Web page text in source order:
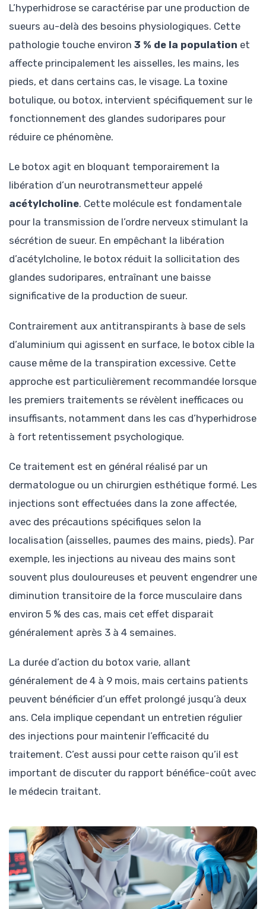
L’hyperhidrose se caractérise par une production de
sueurs au-delà des besoins physiologiques. Cette
pathologie touche environ 3 % de la population et
affecte principalement les aisselles, les mains, les
pieds, et dans certains cas, le visage. La toxine
botulique, ou botox, intervient spécifiquement sur le
fonctionnement des glandes sudoripares pour
réduire ce phénomène.
Le botox agit en bloquant temporairement la
libération d’un neurotransmetteur appelé
acétylcholine. Cette molécule est fondamentale
pour la transmission de l’ordre nerveux stimulant la
sécrétion de sueur. En empêchant la libération
d’acétylcholine, le botox réduit la sollicitation des
glandes sudoripares, entraînant une baisse
significative de la production de sueur.
Contrairement aux antitranspirants à base de sels
d’aluminium qui agissent en surface, le botox cible la
cause même de la transpiration excessive. Cette
approche est particulièrement recommandée lorsque
les premiers traitements se révèlent inefficaces ou
insuffisants, notamment dans les cas d’hyperhidrose
à fort retentissement psychologique.
Ce traitement est en général réalisé par un
dermatologue ou un chirurgien esthétique formé. Les
injections sont effectuées dans la zone affectée,
avec des précautions spécifiques selon la
localisation (aisselles, paumes des mains, pieds). Par
exemple, les injections au niveau des mains sont
souvent plus douloureuses et peuvent engendrer une
diminution transitoire de la force musculaire dans
environ 5 % des cas, mais cet effet disparait
généralement après 3 à 4 semaines.
La durée d’action du botox varie, allant
généralement de 4 à 9 mois, mais certains patients
peuvent bénéficier d’un effet prolongé jusqu’à deux
ans. Cela implique cependant un entretien régulier
des injections pour maintenir l’efficacité du
traitement. C’est aussi pour cette raison qu’il est
important de discuter du rapport bénéfice-coût avec
le médecin traitant.